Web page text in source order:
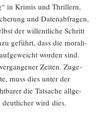
in Kri­mis und Thril­lern,
und Daten­ab­fra­gen,
der wil­lent­li­che Schritt
geführt, dass die mora­li­
wor­den sind.
Zei­ten. Zuge­
muss dies unter der
die Tat­sa­che all­ge­
deut­li­cher wird dies.